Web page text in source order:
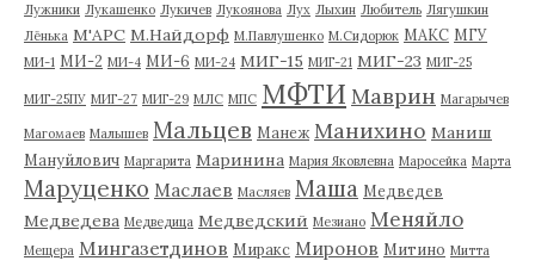
Лужники Лукашенко Лукичев Лукоянова Лух Лыхин Любитель Лягушкин
Лёнька М'АРС М.Найдорф М.Павлушенко М.Сидорюк МАКС МГУ
МИ-1 МИ-2 МИ-4 МИ-6 МИ-24 МИГ-15 МИГ-21 МИГ-23 МИГ-25
МИГ-25ПУ МИГ-27 МИГ-29 МЛС МПС МФТИ Маврин Магарычев
Магомаев Малышев Мальцев Манеж Манихино Маниш
Мануйлович Маргарита Маринина Мария Яковлевна Маросейка Марта
Маруценко Маслаев Масляев Маша Медведев
Медведева Медведица Медведский Мезиано Меняйло
Мещера Мингазетдинов Миракс Миронов Митино Митта